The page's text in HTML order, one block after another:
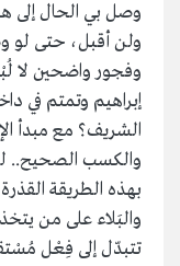
وصل بي الحال إلى
ولن أقبل، حتى لو
وفجور واضحين لا
إبراهيم وتمتم في
الشريف؟ مع مبدأ
والكسب الصحيح..
بهذه الطريقة
والبَلاء على من
تتبدّل إلى فِعْل